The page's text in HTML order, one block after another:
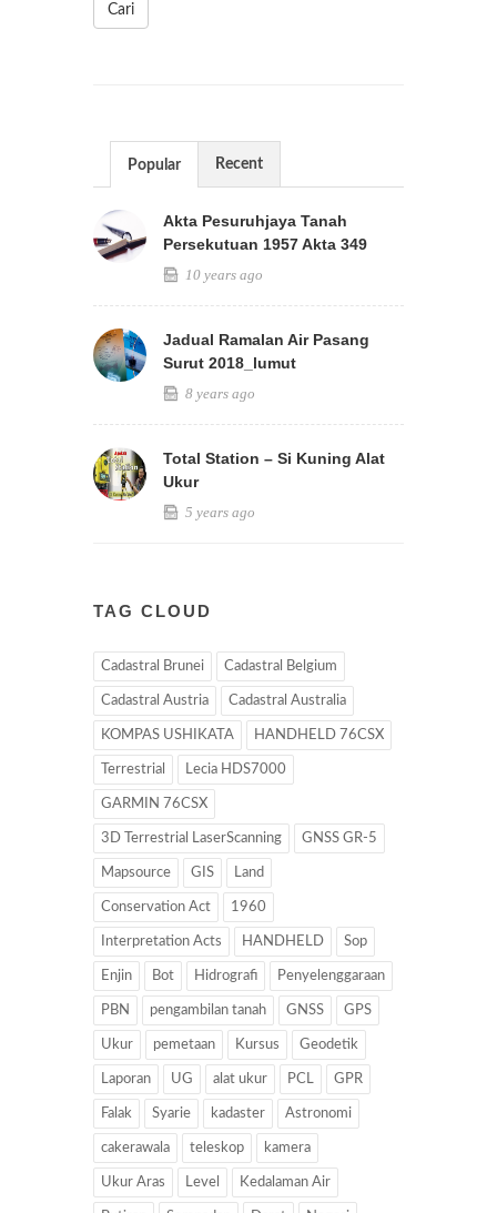
Cari
Popular Recent
Akta Pesuruhjaya Tanah
Persekutuan 1957 Akta 349
10 years ago
Jadual Ramalan Air Pasang
Surut 2018_lumut
8 years ago
Total Station – Si Kuning Alat
Ukur
5 years ago
TAG CLOUD
Cadastral Brunei Cadastral Belgium
Cadastral Austria Cadastral Australia
KOMPAS USHIKATA HANDHELD 76CSX
Terrestrial Lecia HDS7000
GARMIN 76CSX
3D Terrestrial LaserScanning GNSS GR-5
Mapsource GIS Land
Conservation Act 1960
Interpretation Acts HANDHELD Sop
Enjin Bot Hidrografi Penyelenggaraan
PBN pengambilan tanah GNSS GPS
Ukur pemetaan Kursus Geodetik
Laporan UG alat ukur PCL GPR
Falak Syarie kadaster Astronomi
cakerawala teleskop kamera
Ukur Aras Level Kedalaman Air